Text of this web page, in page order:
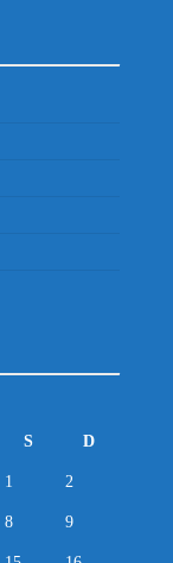
S D
1 2
8 9